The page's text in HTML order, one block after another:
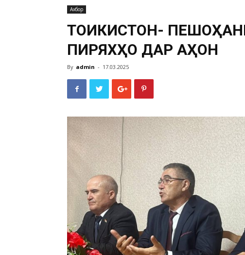
Ахбор
ТОҶИКИСТОН-
ПИРЯХҲО ДАР ҶАҲОН
By admin - 17.03.2025